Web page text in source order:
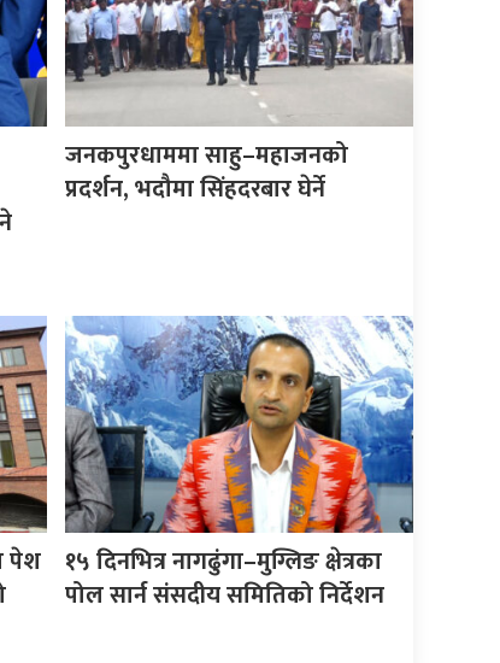
जनकपुरधाममा साहु–महाजनको
प्रदर्शन, भदौमा सिंहदरबार घेर्ने
पेश
१५ दिनभित्र नागढुंगा–मुग्लिङ क्षेत्रका
पोल सार्न संसदीय समितिको निर्देशन